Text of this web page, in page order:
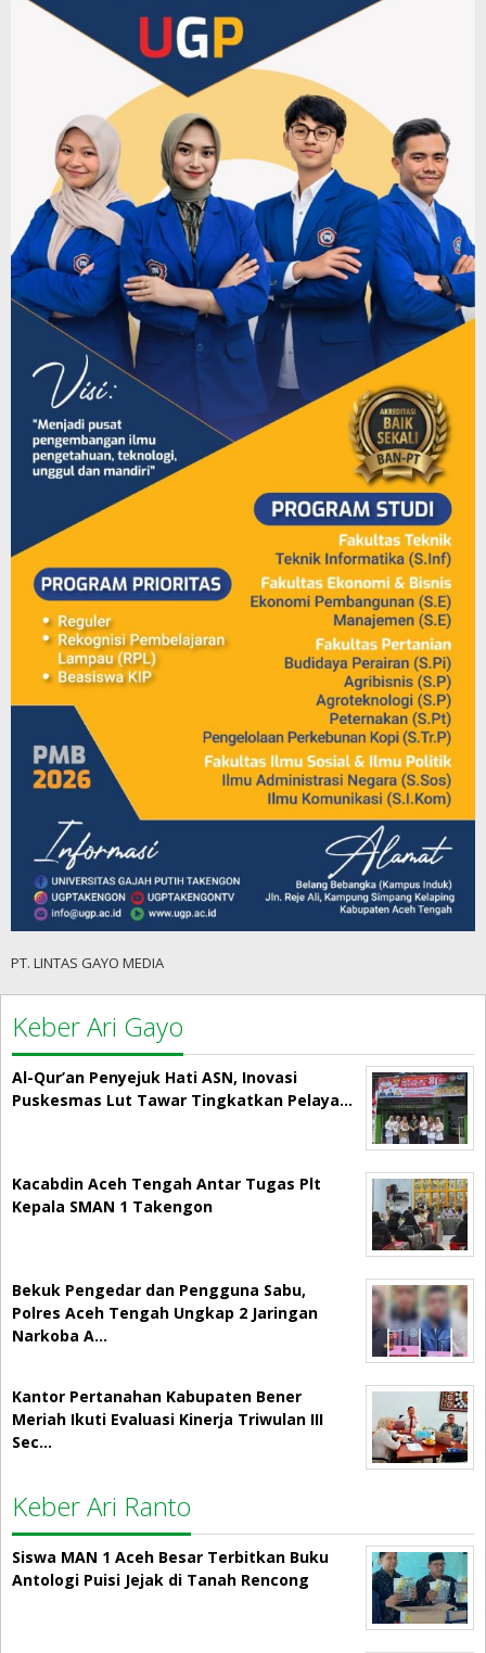
PT. LINTAS GAYO MEDIA
Keber Ari Gayo
Al-Qur’an Penyejuk Hati ASN, Inovasi
Puskesmas Lut Tawar Tingkatkan Pelaya…
Kacabdin Aceh Tengah Antar Tugas Plt
Kepala SMAN 1 Takengon
Bekuk Pengedar dan Pengguna Sabu,
Polres Aceh Tengah Ungkap 2 Jaringan
Narkoba A…
Kantor Pertanahan Kabupaten Bener
Meriah Ikuti Evaluasi Kinerja Triwulan III
Sec…
Keber Ari Ranto
Siswa MAN 1 Aceh Besar Terbitkan Buku
Antologi Puisi Jejak di Tanah Rencong